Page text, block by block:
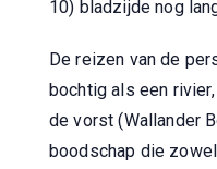
10) bladzijde nog
De reizen van de
bochtig als een
de vorst (Wallander
boodschap die